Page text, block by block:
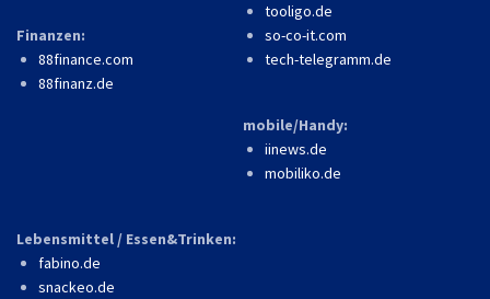
Finanzen:
88finance.com
88finanz.de
tooligo.de
so-co-it.com
tech-telegramm.de
mobile/Handy:
iinews.de
mobiliko.de
Lebensmittel / Essen&Trinken:
fabino.de
snackeo.de